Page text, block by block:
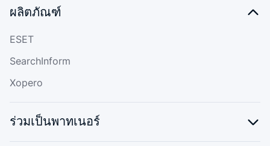
ผลิตภัณฑ์
ESET
SearchInform
Xopero
ร่วมเป็นพาทเนอร์